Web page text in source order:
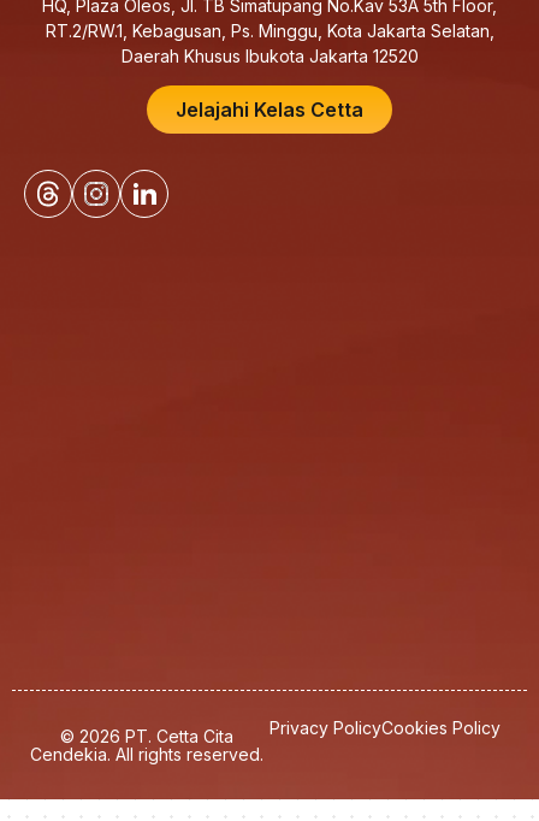
HQ, Plaza Oleos, Jl. TB Simatupang No.Kav 53A 5th Floor,
RT.2/RW.1, Kebagusan, Ps. Minggu, Kota Jakarta Selatan,
Daerah Khusus Ibukota Jakarta 12520
Jelajahi Kelas Cetta
© 2026 PT. Cetta Cita
Cendekia. All rights reserved.
Privacy PolicyCookies Policy